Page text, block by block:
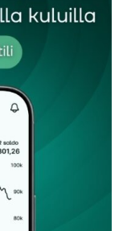
Pakolliset